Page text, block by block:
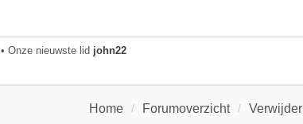
• Onze nieuwste lid john22
Home Forumoverzicht